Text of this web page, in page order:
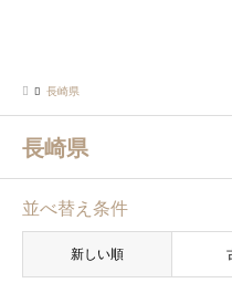
長崎県
長崎県
並べ替え条件
新しい順